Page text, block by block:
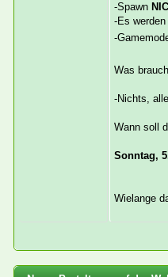
-Spawn
-Es
-
Was
-Nichts,
Wann soll
Sonntag,
Wielange